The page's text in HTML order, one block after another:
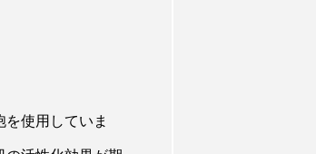
使用していま